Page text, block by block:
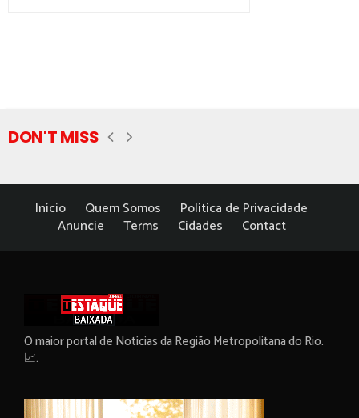
DON'T MISS
Início Quem Somos
Política de Privacidade
Anuncie
Terms Cidades Contact
O maior portal de Notícias da Região Metropolitana do Rio.
📈.